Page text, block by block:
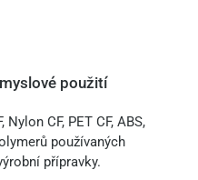
použití
CF, PET CF, ABS,
používaných
přípravky.